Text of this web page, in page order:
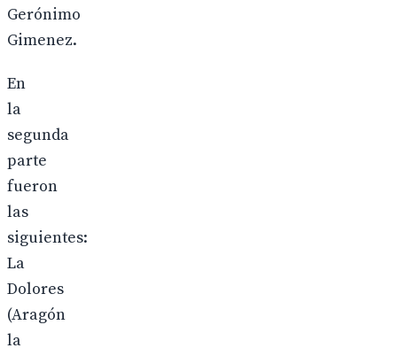
Gerónimo
Gimenez.
En
la
segunda
parte
fueron
las
siguientes:
La
Dolores
(Aragón
la